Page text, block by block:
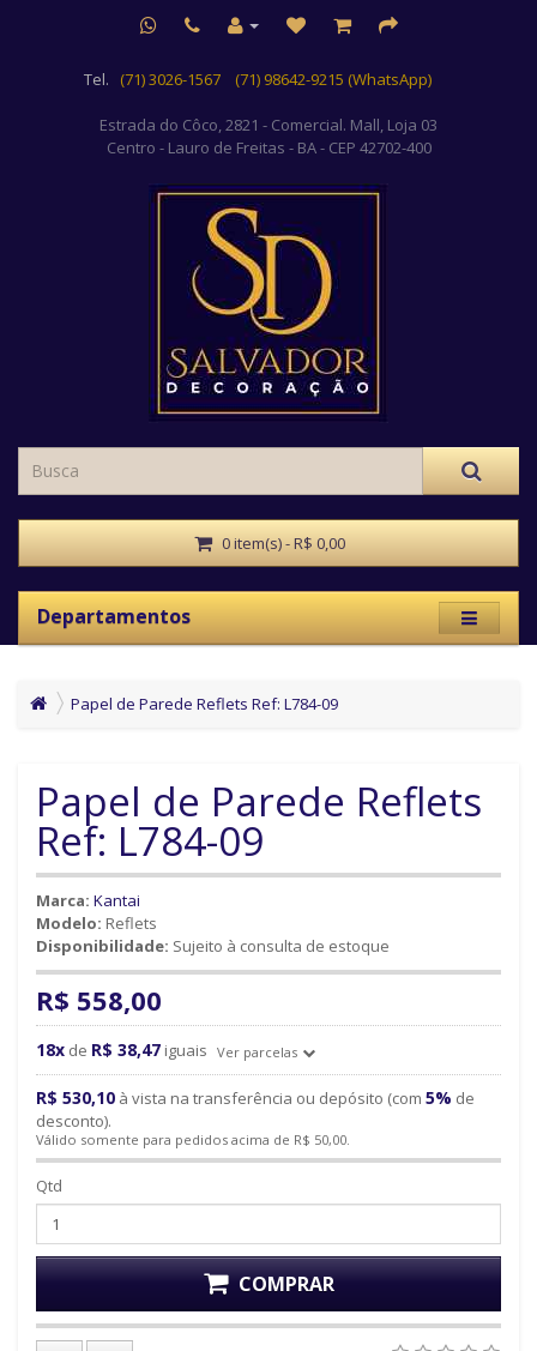
Tel. (71) 3026-1567 (71) 98642-9215 (WhatsApp)
Estrada do Côco, 2821 - Comercial. Mall, Loja 03
Centro - Lauro de Freitas - BA - CEP 42702-400
0 item(s) - R$ 0,00
Departamentos
Papel de Parede Reflets Ref: L784-09
Papel de Parede Reflets
Ref: L784-09
Marca: Kantai
Modelo: Reflets
Disponibilidade: Sujeito à consulta de estoque
R$ 558,00
18x de R$ 38,47 iguais Ver parcelas
R$ 530,10 à vista na transferência ou depósito (com 5% de
desconto).
Válido somente para pedidos acima de R$ 50,00.
Qtd
COMPRAR